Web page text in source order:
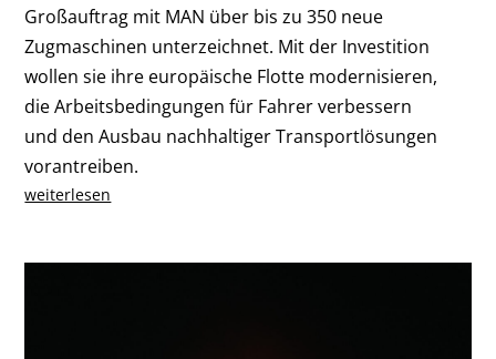
Großauftrag mit MAN über bis zu 350 neue
Zugmaschinen unterzeichnet. Mit der Investition
wollen sie ihre europäische Flotte modernisieren,
die Arbeitsbedingungen für Fahrer verbessern
und den Ausbau nachhaltiger Transportlösungen
vorantreiben.
weiterlesen